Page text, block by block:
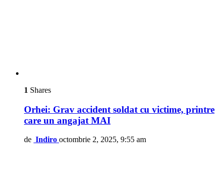
1 Shares
Orhei: Grav accident soldat cu victime, printre
care un angajat MAI
de Indiro octombrie 2, 2025, 9:55 am